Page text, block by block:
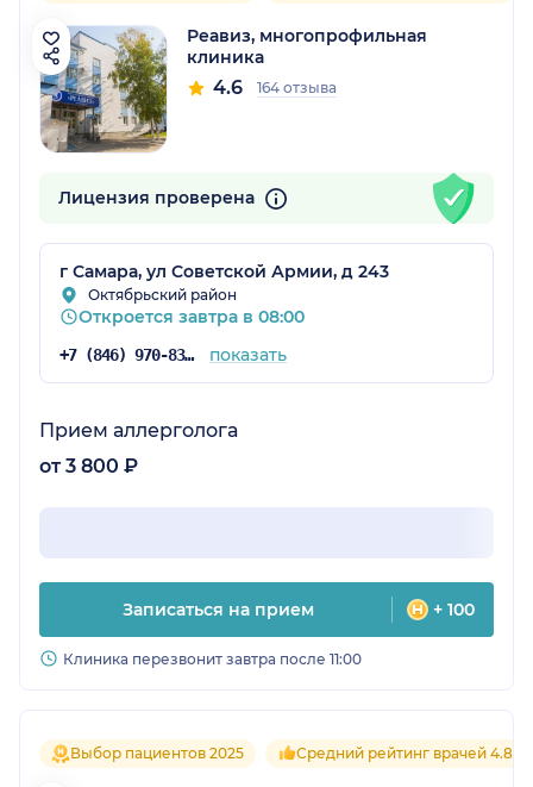
Реавиз, многопрофильная
клиника
4.6 164 отзыва
Лицензия проверена
г Самара, ул Советской Армии, д 243
Октябрьский район
Откроется завтра в 08:00
+7 (846) 970-83-16 показать
Прием аллерголога
от 3 800 ₽
Записаться на прием + 100
Клиника перезвонит завтра после 11:00
Выбор пациентов 2025 Средний рейтинг врачей 4.8